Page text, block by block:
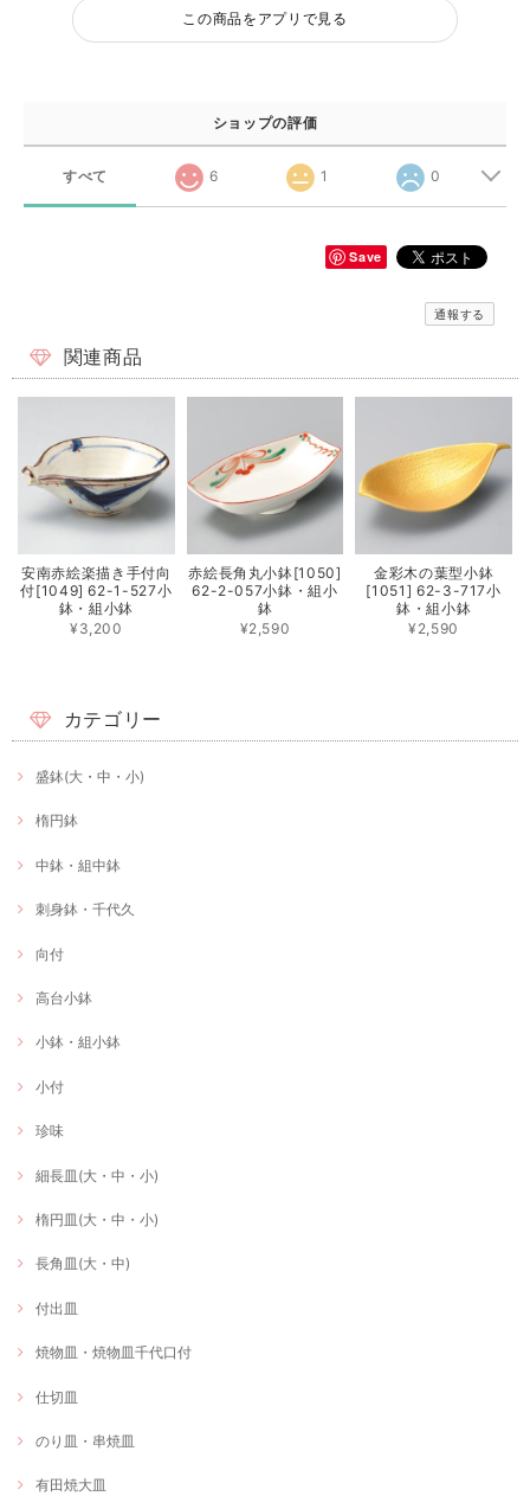
この商品をアプリで見る
ショップの評価
すべて 6 1 0
Save
通報する
関連商品
安南赤絵楽描き手付向
付[1049] 62-1-527小
鉢・組小鉢
¥3,200
赤絵長角丸小鉢[1050]
62-2-057小鉢・組小
鉢
¥2,590
金彩木の葉型小鉢
[1051] 62-3-717小
鉢・組小鉢
¥2,590
カテゴリー
盛鉢(大・中・小)
楕円鉢
中鉢・組中鉢
刺身鉢・千代久
向付
高台小鉢
小鉢・組小鉢
小付
珍味
細長皿(大・中・小)
楕円皿(大・中・小)
長角皿(大・中)
付出皿
焼物皿・焼物皿千代口付
仕切皿
のり皿・串焼皿
有田焼大皿